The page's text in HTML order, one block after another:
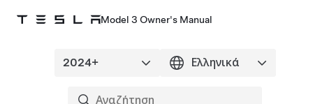
Model 3 Owner's Manual